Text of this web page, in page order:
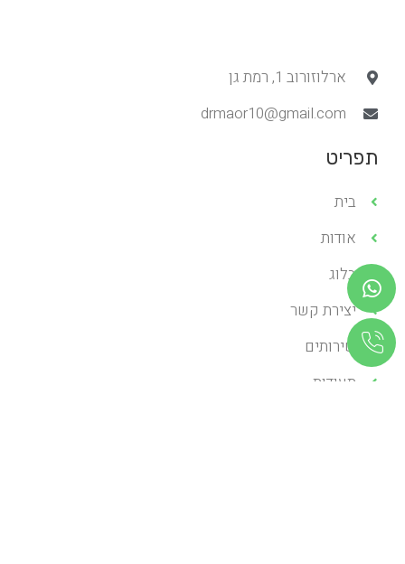
ארלוזורוב 1, רמת גן
drmaor10@gmail.com
תפריט
בית
אודות
בלוג
יצירת קשר
שירותים
תעודות